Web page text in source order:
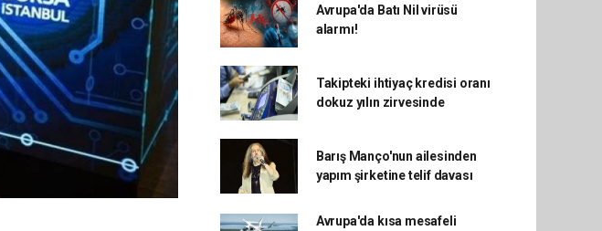
Avrupa'da Batı Nil virüsü
alarmı!
Takipteki ihtiyaç kredisi oranı
dokuz yılın zirvesinde
Barış Manço'nun ailesinden
yapım şirketine telif davası
Avrupa'da kısa mesafeli